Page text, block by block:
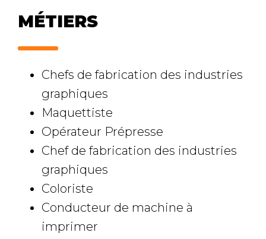
MÉTIERS
Chefs de fabrication des industries
graphiques
Maquettiste
Opérateur Prépresse
Chef de fabrication des industries
graphiques
Coloriste
Conducteur de machine à
imprimer